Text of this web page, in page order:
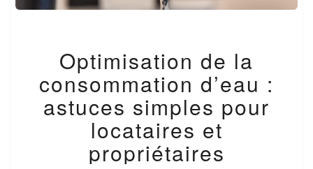
DE
LA
CONSOMMATION
D’EAU
:
ASTUCES
SIMPLES
POUR
Optimisation de la
consommation d’eau :
astuces simples pour
locataires et
propriétaires